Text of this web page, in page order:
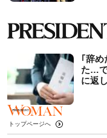
｢辞
た…で
に返
トップページへ